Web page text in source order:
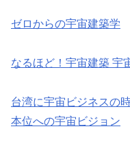
ゼロからの宇宙建築学
なるほど！宇宙建築 宇
台湾に宇宙ビジネスの
本位への宇宙ビジョン